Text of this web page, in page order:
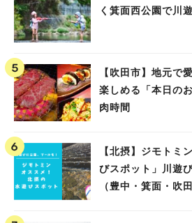
く箕面西公園で川
【吹田市】地元で
楽しめる「本日の
肉時間
【北摂】ジモトミ
びスポット」川遊
（豊中・箕面・吹